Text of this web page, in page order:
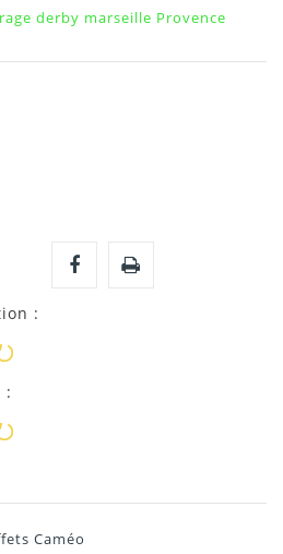
derby marseille Provence
:
:
Caméo